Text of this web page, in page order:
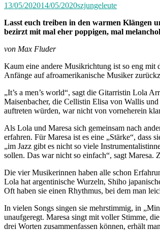
13/05/202014/05/2020szjungeleute
Lasst euch treiben in den warmen Klängen
bezirzt mit mal eher poppigen, mal
von Max Fluder
Kaum eine andere Musikrichtung ist so eng mit
Anfänge auf afroamerikanische Musiker
„It’s a men’s world“, sagt die Gitarristin Lola
Maisenbacher, die Cellistin Elisa von Wallis
auftreten würden, war nicht von vorneherein
Als Lola und Maresa sich gemeinsam nach
erfahren. Für Maresa ist es eine „Stärke“, dass
„im Jazz gibt es nicht so viele
sollen. Das war nicht so einfach“, sagt Maresa.
Die vier Musikerinnen haben alle schon
Lola hat argentinische Wurzeln, Shiho
Oft haben sie einen Rhythmus, bei dem man
In vielen Songs singen sie mehrstimmig, in
unaufgeregt. Maresa singt mit voller Stimme,
drei Worten zusammenfassen können, erhält